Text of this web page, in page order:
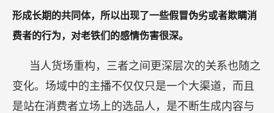
形成长期的共同体，所以出现了一些假冒伪劣或者欺瞒消
费者的行为，对老铁们的感情伤害很深。
当人货场重构，三者之间更深层次的关系也随之
变化。场域中的主播不仅仅只是一个大渠道，而且
是站在消费者立场上的选品人，是不断生成内容与